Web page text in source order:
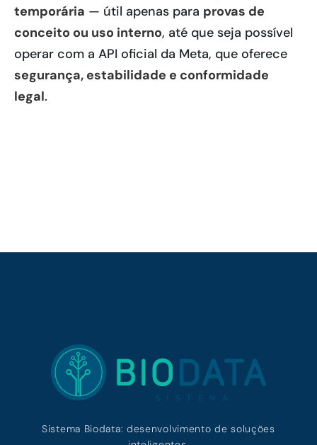
temporária — útil apenas para provas de
conceito ou uso interno, até que seja possível
operar com a API oficial da Meta, que oferece
segurança, estabilidade e conformidade
legal.
Sistema Biodata: desenvolvimento de soluções